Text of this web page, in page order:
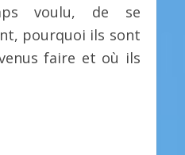
voulu, de se
pourquoi ils sont
faire et où ils